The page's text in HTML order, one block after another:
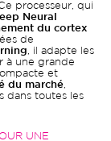
processeur, qui
Neural
du cortex
de
, il adapte les
à une grande
et
du marché
dans toutes les
UNE